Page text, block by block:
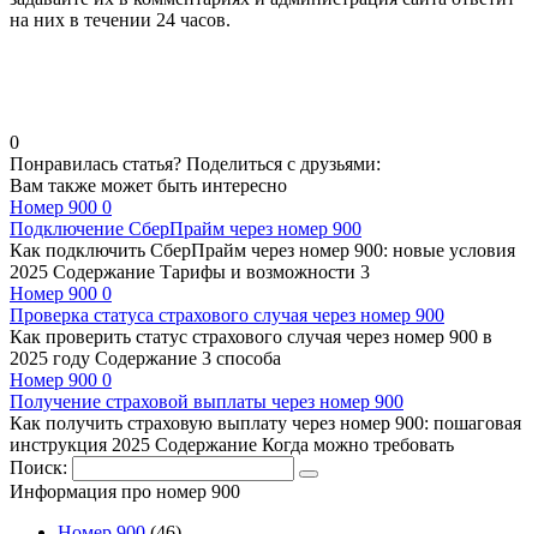
на них в течении 24 часов.
0
Понравилась статья? Поделиться с друзьями:
Вам также может быть интересно
Номер 900 0
Подключение СберПрайм через номер 900
Как подключить СберПрайм через номер 900: новые условия
2025 Содержание Тарифы и возможности 3
Номер 900 0
Проверка статуса страхового случая через номер 900
Как проверить статус страхового случая через номер 900 в
2025 году Содержание 3 способа
Номер 900 0
Получение страховой выплаты через номер 900
Как получить страховую выплату через номер 900: пошаговая
инструкция 2025 Содержание Когда можно требовать
Поиск:
Информация про номер 900